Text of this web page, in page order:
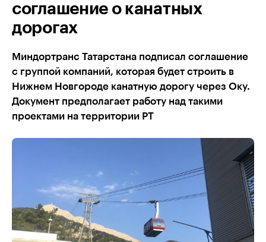
соглашение о канатных
дорогах
Миндортранс Татарстана подписал соглашение
с группой компаний, которая будет строить в
Нижнем Новгороде канатную дорогу через Оку.
Документ предполагает работу над такими
проектами на территории РТ